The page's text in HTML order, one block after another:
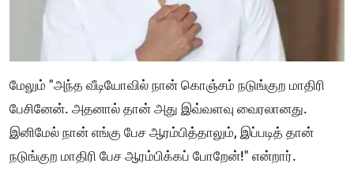
மேலும் "அந்த வீடியோவில் நான் கொஞ்சம் நடுங்குற மாதிரி
பேசினேன். அதனால் தான் அது இவ்வளவு வைரலானது.
இனிமேல் நான் எங்கு பேச ஆரம்பித்தாலும், இப்படித் தான்
நடுங்குற மாதிரி பேச ஆரம்பிக்கப் போறேன்!" என்றார்.